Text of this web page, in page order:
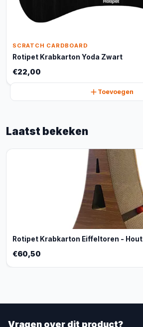
SCRATCH CARDBOARD
Rotipet Krabkarton Yoda Zwart
€22,00
Toevoegen
Laatst bekeken
Rotipet Krabkarton Eiffeltoren - Hout
€60,50
Vragen over dit product?